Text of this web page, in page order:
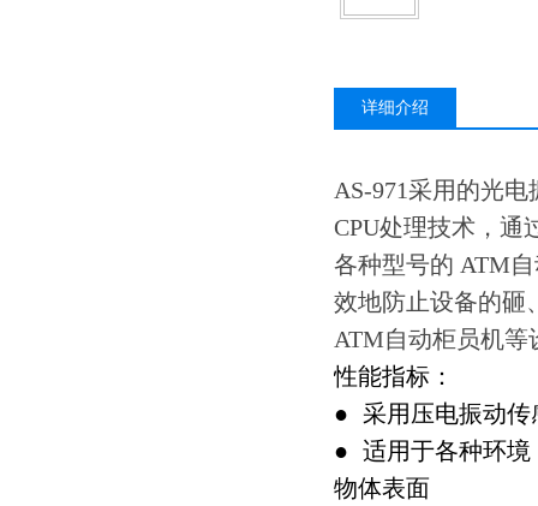
详细介绍
AS-971采用的光
CPU处理技术，通
各种型号的 ATM
效地防止设备的砸
ATM自动柜员机等
性能指标：
● 采用压电振动传
● 适用于各种环
物体表面